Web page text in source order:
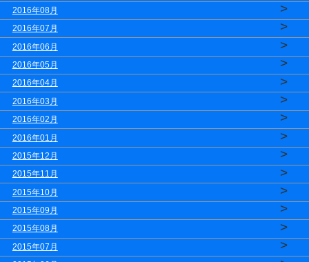
2016年08月 >
2016年07月 >
2016年06月 >
2016年05月 >
2016年04月 >
2016年03月 >
2016年02月 >
2016年01月 >
2015年12月 >
2015年11月 >
2015年10月 >
2015年09月 >
2015年08月 >
2015年07月 >